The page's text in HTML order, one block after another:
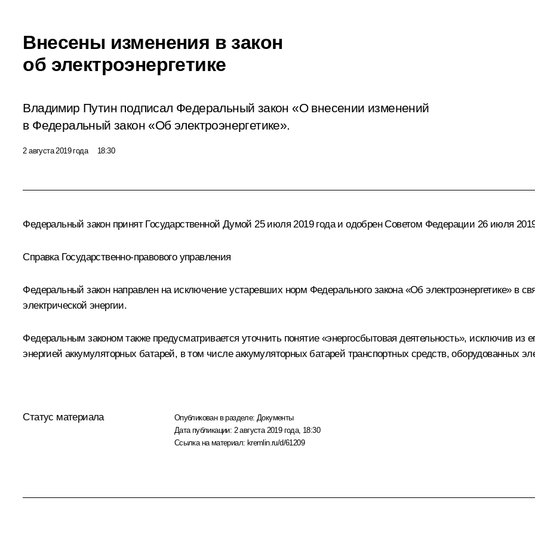
Внесены изменения в закон
об электроэнергетике
Владимир Путин подписал Федеральный закон «О внесении изменений
в Федеральный закон «Об электроэнергетике».
2 августа 2019 года 18:30
Федеральный закон принят Государственной Думой 25 июля 2019 года и одобрен Советом Федерации 26 июля
Справка Государственно-правового управления
Федеральный закон направлен на исключение устаревших норм Федерального закона «Об электроэнергетике» в
электрической энергии.
Федеральным законом также предусматривается уточнить понятие «энергосбытовая деятельность», исключив из
энергией аккумуляторных батарей, в том числе аккумуляторных батарей транспортных средств, оборудованных
Статус материала Опубликован в разделе: Документы
Дата публикации: 2 августа 2019 года, 18:30
Ссылка на материал: kremlin.ru/d/61209